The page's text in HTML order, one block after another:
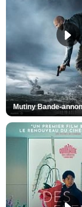
Mutiny Bande-